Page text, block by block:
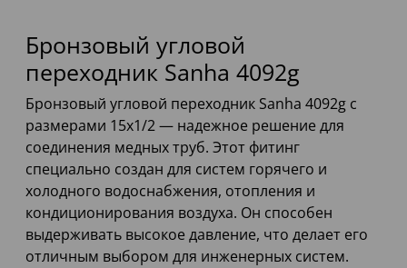
Бронзовый угловой
переходник Sanha 4092g
Бронзовый угловой переходник Sanha 4092g с
размерами 15x1/2 — надежное решение для
соединения медных труб. Этот фитинг
специально создан для систем горячего и
холодного водоснабжения, отопления и
кондиционирования воздуха. Он способен
выдерживать высокое давление, что делает его
отличным выбором для инженерных систем.